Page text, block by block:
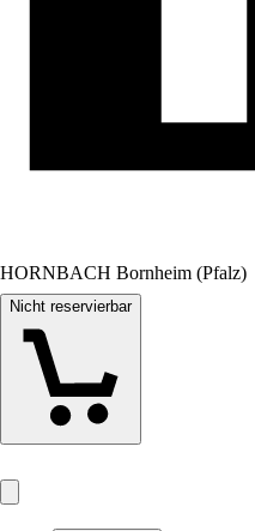
HORNBACH Bornheim (Pfalz)
Nicht reservierbar